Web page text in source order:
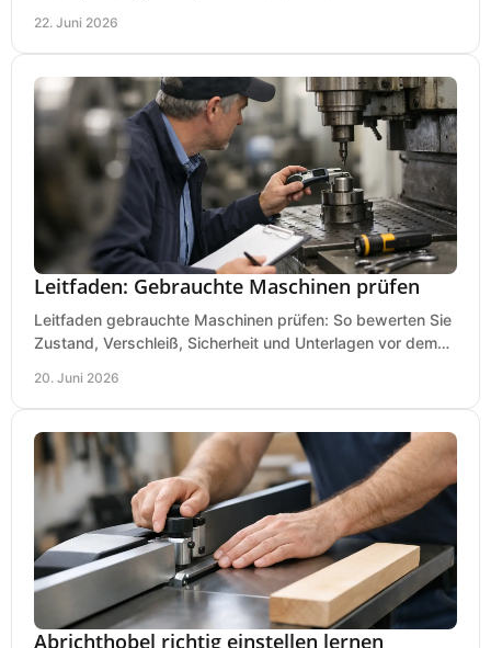
22. Juni 2026
Leitfaden: Gebrauchte Maschinen prüfen
Leitfaden gebrauchte Maschinen prüfen: So bewerten Sie
Zustand, Verschleiß, Sicherheit und Unterlagen vor dem
20. Juni 2026
Abrichthobel richtig einstellen lernen